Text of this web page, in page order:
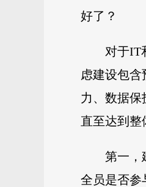
好了？
对于IT
虑建设包
力、数据保
直至达到整
第一，
全员是否参